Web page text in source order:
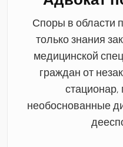
Споры в области
только знания
медицинской
граждан от
стационар,
необоснованные